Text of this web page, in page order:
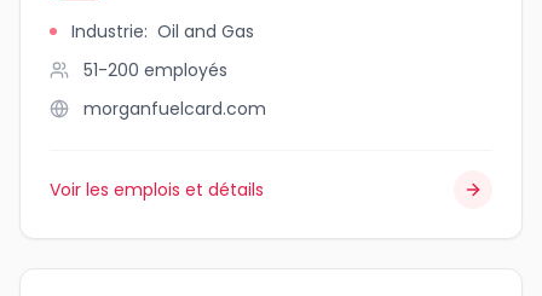
Industrie: Oil and Gas
51-200 employés
morganfuelcard.com
Voir les emplois et détails